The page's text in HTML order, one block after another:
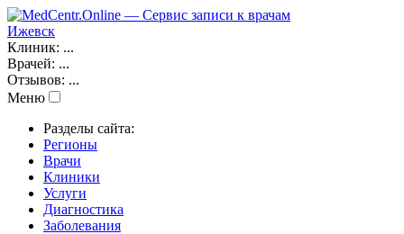
Ижевск
Клиник: ...
Врачей: ...
Отзывов: ...
Меню
Разделы сайта:
Регионы
Врачи
Клиники
Услуги
Диагностика
Заболевания